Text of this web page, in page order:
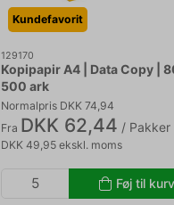
Kundefavorit
129170
Kopipapir A4 | Data Copy |
500 ark
Normalpris DKK 74,94
Fra DKK 62,44 / Pakker
DKK 49,95 ekskl. moms
Føj til kurv